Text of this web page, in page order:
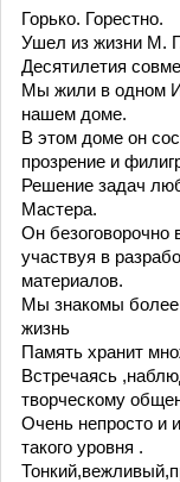
Горько. Горестно.
Ушел из жизни М.
Десятилетия
Мы жили в одном
нашем доме.
В этом доме он
прозрение и
Решение задач
Мастера.
Он
участвуя в
материалов.
Мы знакомы более
жизнь
Память хранит
Встречаясь
творческому
Очень непросто и
такого уровня .